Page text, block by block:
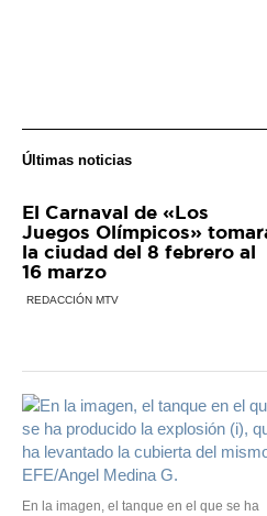
Últimas noticias
El Carnaval de «Los
Juegos Olímpicos»
la ciudad del 8 febrero al
16 marzo
REDACCIÓN MTV
En la imagen, el tanque en el que se ha